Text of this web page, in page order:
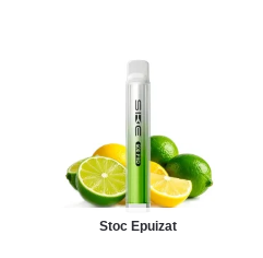
Stoc Epuizat